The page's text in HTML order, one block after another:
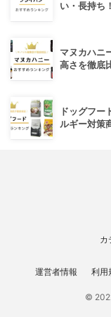
い・長持ち
マヌカハニ
高さを徹底
ドッグフー
ルギー対策
カ
運営者情報 利用
©